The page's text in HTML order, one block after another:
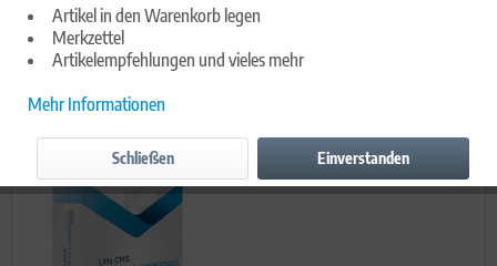
Komplettpaket nach Wunsch konfigurieren
28.12.19 19:30
Artikel in den Warenkorb legen
Merkzettel
Artikelempfehlungen und vieles mehr
Mehr Informationen
Einverstanden
Schließen